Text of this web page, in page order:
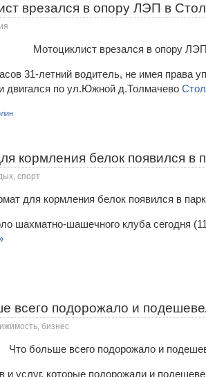
врезался в опору ЛЭП в
31-летний водитель, не имея права
и двигался по ул.Южной д.Толмачево
кормления белок появился в
спорт
шахматно-шашечного клуба сегодня
всего подорожало и
бизнес
и услуг, которые подорожали и